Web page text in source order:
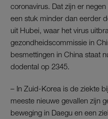
coronavirus. Dat zijn er
een stuk minder dan eerder
uit Hubei, waar het virus
gezondheidscommissie in
besmettingen in China staat
dodental op 2345.
– In Zuid-Korea is de ziekte
meeste nieuwe gevallen zijn
beweging in Daegu en een